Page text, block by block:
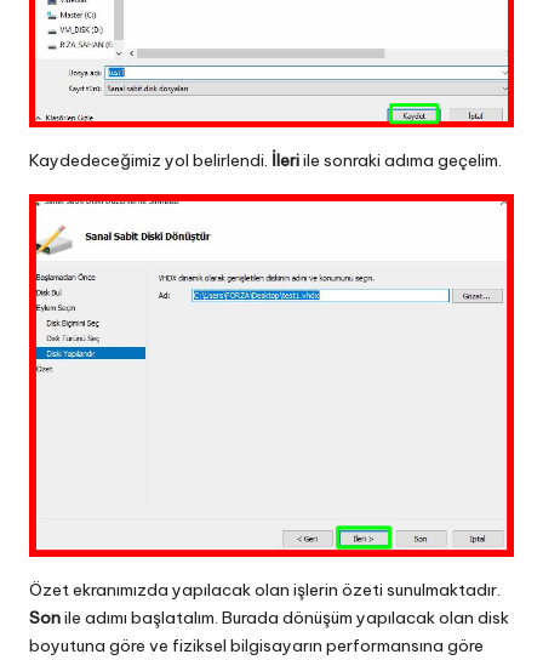
Kaydedeceğimiz yol belirlendi. İleriile sonraki adıma geçelim.
Özet ekranımızda yapılacak olan işlerin özeti sunulmaktadır.
Sonile adımı başlatalım. Burada dönüşüm yapılacak olan disk
boyutuna göre ve fiziksel bilgisayarın performansına göre